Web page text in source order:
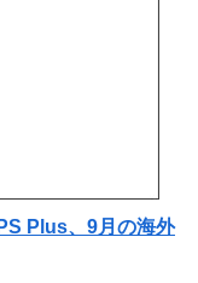
Plus、9月の海外